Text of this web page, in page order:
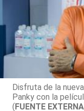
Disfruta de la
Panky con la
(FUENTE EXTERNA